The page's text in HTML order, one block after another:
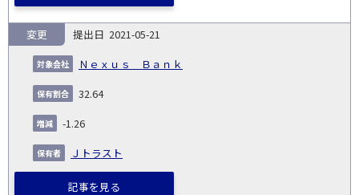
2021-05-21
Ｎｅｘｕｓ Ｂａｎｋ
変更
32.64
-1.26
Ｊトラスト
記事を見る